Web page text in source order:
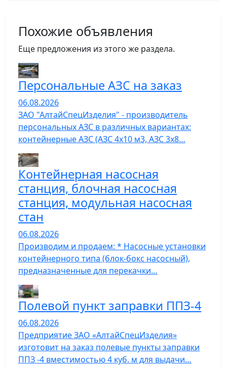
Похожие объявления
Еще предложения из этого же раздела.
Персональные АЗС на заказ
06.08.2026
ЗАО "АлтайСпецИзделия" - производитель
персональных АЗС в различных вариантах:
контейнерные АЗС (АЗС 4х10 м3, АЗС 3х8…
Контейнерная насосная
станция, блочная насосная
станция, модульная насосная
стан
06.08.2026
Производим и продаем: * Насосные установки
контейнерного типа (блок-бокс насосный),
предназначенные для перекачки…
Полевой пункт заправки ППЗ-4
06.08.2026
Предприятие ЗАО «АлтайСпецИзделия»
изготовит на заказ полевые пункты заправки
ППЗ -4 вместимостью 4 куб. м для выдачи…